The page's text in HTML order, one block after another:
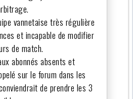
vannetaise très régulière
et incapable de modifier
de match.
abonnés absents et
sur le forum dans les
de prendre les 3